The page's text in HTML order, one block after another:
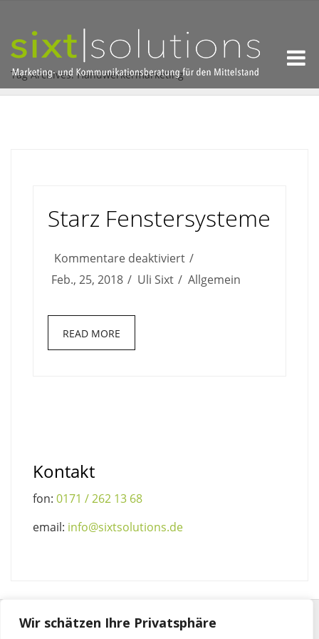
Wir schätzen Ihre Privatsphäre
Tag Archives: Handwerkermarketing
Starz Fenstersysteme
Kommentare deaktiviertfür
Starz
Feb., 25, 2018 Uli Sixt Allgemein
READ MORE
Kontakt
fon: 0171 / 262 13 68
email: info@sixtsolutions.de